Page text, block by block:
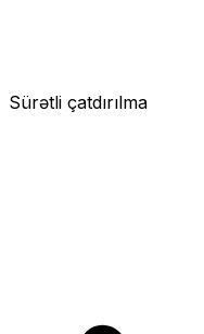
Sürətli çatdırılma